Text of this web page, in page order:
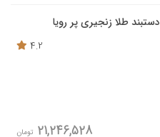
دستبند طلا زنجیری پر رویا
4.2
21,246,528 تومان